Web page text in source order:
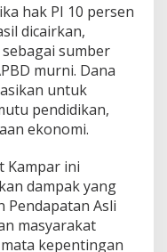
hak PI 10 persen
dicairkan,
sumber
murni. Dana
untuk
pendidikan,
ekonomi.
Kampar ini
dampak yang
Pendapatan Asli
masyarakat
kepentingan